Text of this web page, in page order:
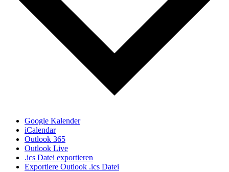
Google Kalender
iCalendar
Outlook 365
Outlook Live
.ics Datei exportieren
Exportiere Outlook .ics Datei